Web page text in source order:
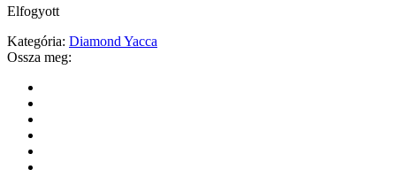
Elfogyott
Kategória: Diamond Yacca
Ossza meg: